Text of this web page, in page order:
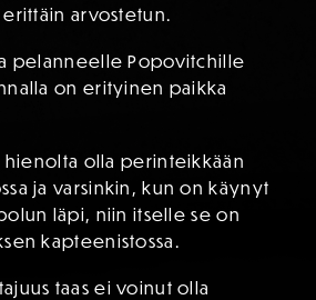
arvostetun.
pelanneelle Popovitchille
on erityinen paikka
hienolta olla perinteikkään
ja varsinkin, kun on käynyt
läpi, niin itselle se on
kapteenistossa.
taas ei voinut olla